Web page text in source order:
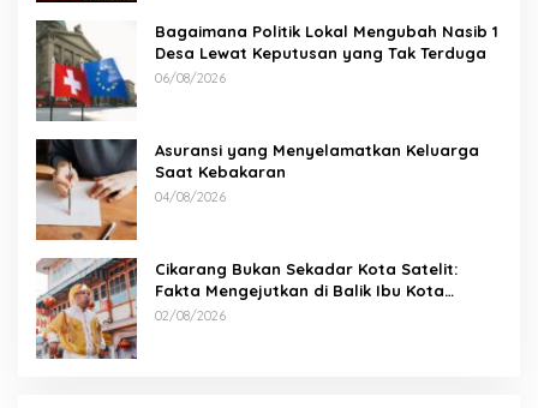
Bagaimana Politik Lokal Mengubah Nasib 1
Desa Lewat Keputusan yang Tak Terduga
06/08/2026
Asuransi yang Menyelamatkan Keluarga
Saat Kebakaran
04/08/2026
Cikarang Bukan Sekadar Kota Satelit:
Fakta Mengejutkan di Balik Ibu Kota
Industri Jawa…
02/08/2026